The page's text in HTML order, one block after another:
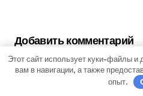
Добавить комментарий
Для отправки комментария
авторизоваться.
Этот сайт использует куки-файлы и
вам в навигации, а также
опыт.